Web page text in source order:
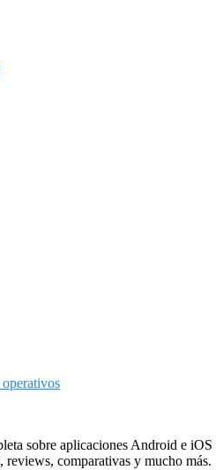
sobre aplicaciones Android e iOS
comparativas y mucho más.